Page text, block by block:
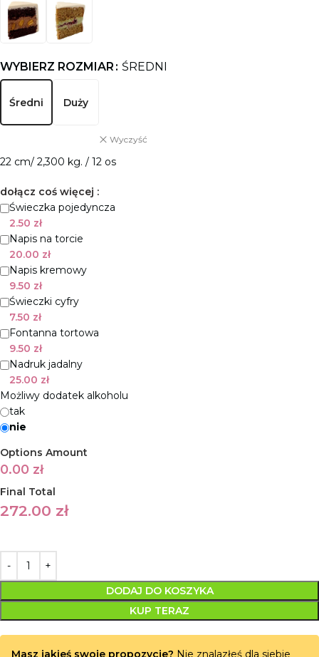
WYBIERZ ROZMIAR ŚREDNI
Średni Duży
Wyczyść
22 cm/ 2,300 kg. / 12 os
dołącz coś więcej :
Świeczka pojedyncza
2.50 zł
Napis na torcie
20.00 zł
Napis kremowy
9.50 zł
Świeczki cyfry
7.50 zł
Fontanna tortowa
9.50 zł
Nadruk jadalny
25.00 zł
Możliwy dodatek alkoholu
tak
nie
Options Amount
0.00 zł
Final Total
272.00 zł
DODAJ DO KOSZYKA
KUP TERAZ
Masz jakieś swoje propozycje? Nie znalazłeś dla siebie